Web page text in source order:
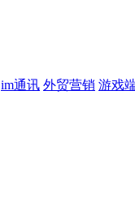
im通讯 外贸营销 游戏